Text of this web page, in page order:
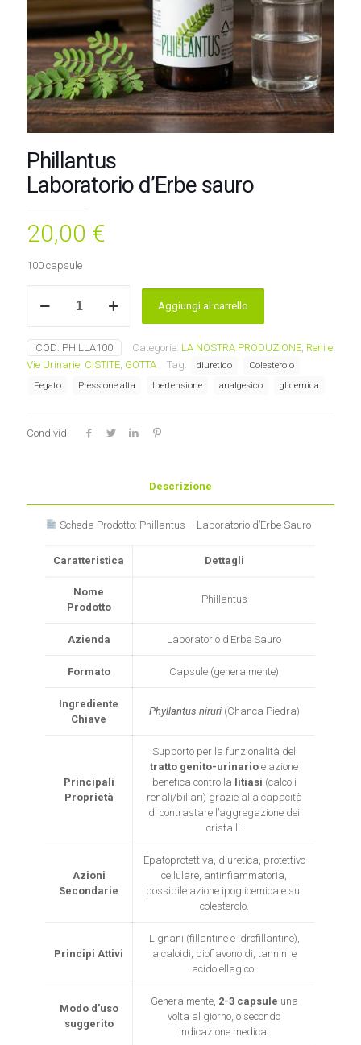
Phillantus
Laboratorio d’Erbe sauro
20,00 €
100 capsule
Laboratorio
sauro
quantità
Aggiungi al carrello
COD: PHILLA100 Categorie: LA NOSTRA PRODUZIONE, Reni e
Vie Urinarie, CISTITE, GOTTA Tag: diuretico
Colesterolo
Fegato
Pressione alta Ipertensione analgesico glicemica
Condividi
Descrizione
Scheda Prodotto: Phillantus – Laboratorio d’Erbe Sauro
Caratteristica Dettagli
Nome
Prodotto
Phillantus
Azienda Laboratorio d’Erbe Sauro
Formato Capsule (generalmente)
Ingrediente
Chiave
Phyllantus niruri(Chanca Piedra)
Principali
Proprietà
Supporto per la funzionalità del
tratto genito-urinario e azione
benefica contro la litiasi (calcoli
renali/biliari) grazie alla capacità
di contrastare l’aggregazione dei
cristalli.
Azioni
Secondarie
Epatoprotettiva, diuretica, protettivo
cellulare, antinfiammatoria,
possibile azione ipoglicemica e sul
colesterolo.
Principi Attivi
Lignani (fillantine e idrofillantine),
alcaloidi, bioflavonoidi, tannini e
acido ellagico.
Modo d’uso
suggerito
Generalmente, 2-3 capsule una
volta al giorno, o secondo
indicazione medica.